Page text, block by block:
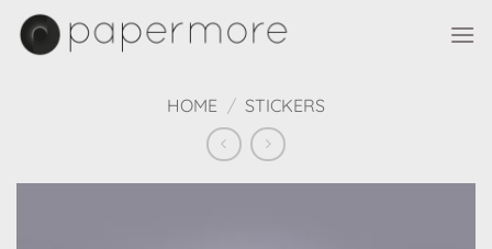
Skip
HOME / STICKERS